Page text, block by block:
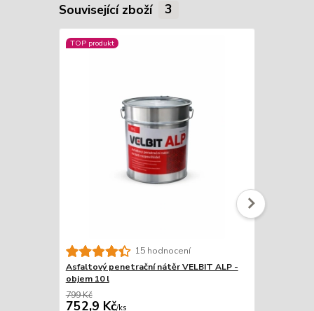
Související zboží 3
TOP produkt
15 hodnocení
Asfaltový penetrační nátěr VELBIT ALP -
objem 10 l
799 Kč
752,9 Kč/ks